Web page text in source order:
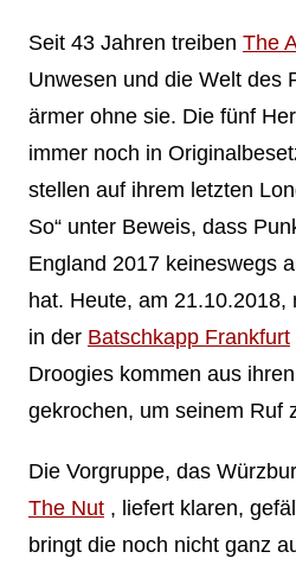
Seit 43 Jahren treiben The
Unwesen und die Welt des
ärmer ohne sie. Die fünf
immer noch in
stellen auf ihrem letzten
So“ unter Beweis, dass
England 2017 keineswegs
hat. Heute, am 21.10.2018,
in der Batschkapp Frankfurt
Droogies kommen aus
gekrochen, um seinem Ruf
Die Vorgruppe, das
The Nut, liefert klaren,
bringt die noch nicht ganz